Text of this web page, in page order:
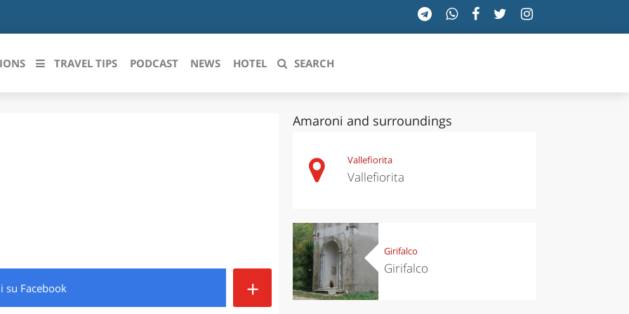
ROMAGNA PIEMONTE
TOSCANA
UMBRIA
VALLE D'AOSTA
VENETO
TRAVEL TIPS PODCAST NEWS HOTEL SEARCH
su Facebook +
Amaroni and surroundings
Vallefiorita
Vallefiorita
Girifalco
Girifalco